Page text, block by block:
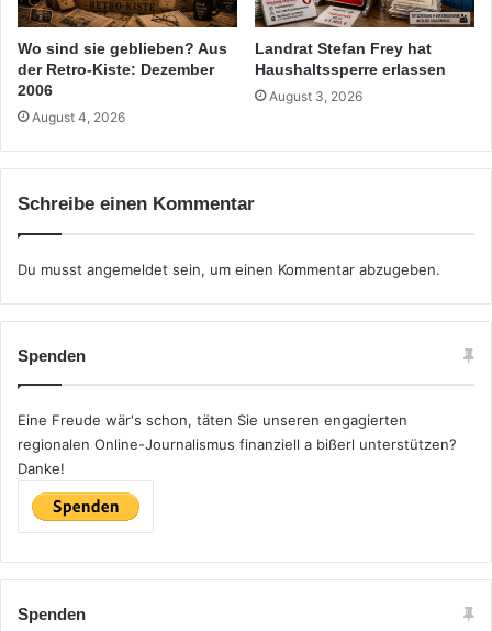
Wo sind sie geblieben? Aus
der Retro-Kiste: Dezember
2006
August 4, 2026
Landrat Stefan Frey hat
Haushaltssperre erlassen
August 3, 2026
Schreibe einen Kommentar
Du musst angemeldet sein, um einen Kommentar abzugeben.
Spenden
Eine Freude wär's schon, täten Sie unseren engagierten
regionalen Online-Journalismus finanziell a bißerl unterstützen?
Danke!
Spenden